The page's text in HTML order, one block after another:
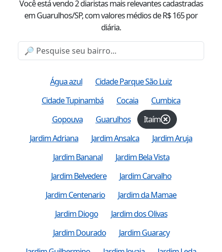
Você está vendo2diaristas mais relevantes cadastradas
em Guarulhos/SP, com valoresmédiosde R$165por
diária.
Água azul
Cidade Parque São Luiz
Cidade Tupinambá
Cocaia
Cumbica
Gopouva
Guarulhos
Itaím
Jardim Adriana
Jardim Ansalca
Jardim Aruja
Jardim Bananal
Jardim Bela Vista
Jardim Belvedere
Jardim Carvalho
Jardim Centenario
Jardim da Mamae
Jardim Diogo
Jardim dos Olivas
Jardim Dourado
Jardim Guaracy